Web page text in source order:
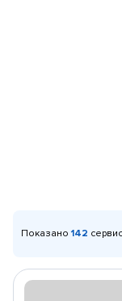
Показано 142